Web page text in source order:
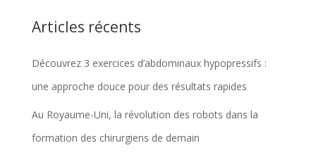
Articles récents
Découvrez 3 exercices d’abdominaux hypopressifs :
une approche douce pour des résultats rapides
Au Royaume-Uni, la révolution des robots dans la
formation des chirurgiens de demain